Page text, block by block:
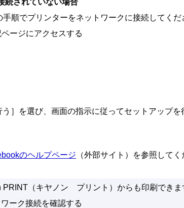
続されていない場合
手順でプリンターをネットワークに接続してくだ
ージにアクセスする
］を選び、画面の指示に従ってセットアップを
のヘルプページ （外部サイト）を参照してく
PRINT （キヤノン プリント）からも印刷できま
ーク接続を確認する